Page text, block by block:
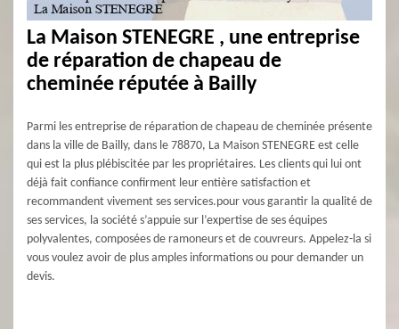
La Maison STENEGRE , une entreprise
de réparation de chapeau de
cheminée réputée à Bailly
Parmi les entreprise de réparation de chapeau de cheminée présente
dans la ville de Bailly, dans le 78870, La Maison STENEGRE est celle
qui est la plus plébiscitée par les propriétaires. Les clients qui lui ont
déjà fait confiance confirment leur entière satisfaction et
recommandent vivement ses services.pour vous garantir la qualité de
ses services, la société s’appuie sur l’expertise de ses équipes
polyvalentes, composées de ramoneurs et de couvreurs. Appelez-la si
vous voulez avoir de plus amples informations ou pour demander un
devis.